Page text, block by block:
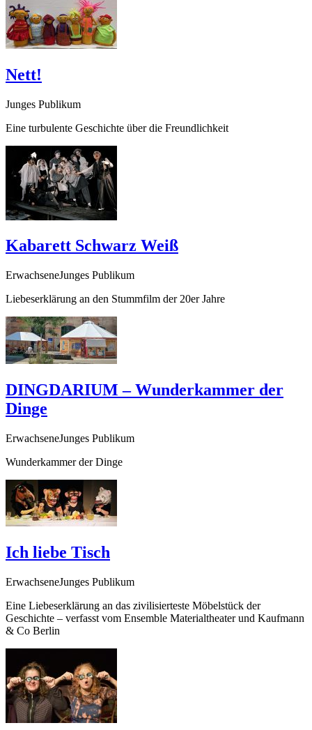
Nett!
Junges Publikum
Eine turbulente Geschichte über die Freundlichkeit
Kabarett Schwarz Weiß
ErwachseneJunges Publikum
Liebeserklärung an den Stummfilm der 20er Jahre
DINGDARIUM – Wunderkammer der
Dinge
ErwachseneJunges Publikum
Wunderkammer der Dinge
Ich liebe Tisch
ErwachseneJunges Publikum
Eine Liebeserklärung an das zivilisierteste Möbelstück der
Geschichte – verfasst vom Ensemble Materialtheater und Kaufmann
& Co Berlin